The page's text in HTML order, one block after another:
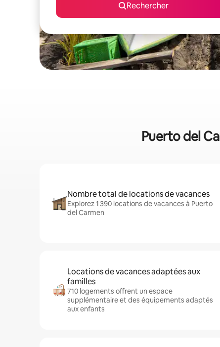
Rechercher
Puerto del
Nombre total de locations de vacances
Explorez 1 390 locations de vacances à Puerto
del Carmen
Locations de vacances adaptées aux
familles
710 logements offrent un espace
supplémentaire et des équipements adaptés
aux enfants